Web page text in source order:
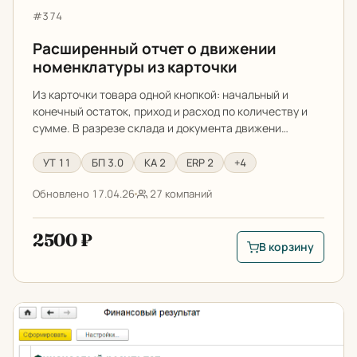
Артикул:
#374
Расширенный отчет о движении
номенклатуры из карточки
Из карточки товара одной кнопкой: начальный и
конечный остаток, приход и расход по количеству и
сумме. В разрезе склада и документа движени…
УТ 11 БП 3.0 КА 2 ERP 2 +4
Обновлено 17.04.26 27 компаний
2500 ₽
В корзину:
В корзину
Монитор руководителя